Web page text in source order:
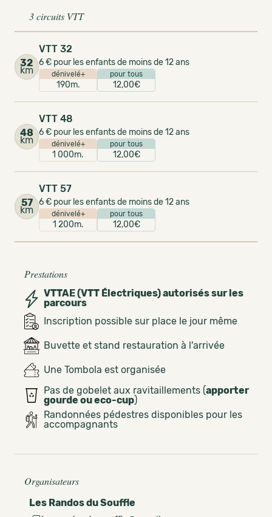
3 circuits VTT
32
km
VTT 32
6 € pour les enfants de moins de 12 ans
dénivelé+
190m.
pour tous
12,00€
48
km
VTT 48
6 € pour les enfants de moins de 12 ans
dénivelé+
1 000m.
pour tous
12,00€
57
km
VTT 57
6 € pour les enfants de moins de 12 ans
dénivelé+
1 200m.
pour tous
12,00€
Prestations
VTTAE (VTT Électriques) autorisés sur les
parcours
Inscription possible sur place le jour même
Buvette et stand restauration à l'arrivée
Une Tombola est organisée
Pas de gobelet aux ravitaillements (apporter
gourde ou eco-cup)
Randonnées pédestres disponibles pour les
accompagnants
Organisateurs
Les Randos du Souffle